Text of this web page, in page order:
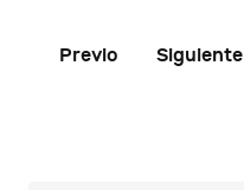
Previo Siguiente